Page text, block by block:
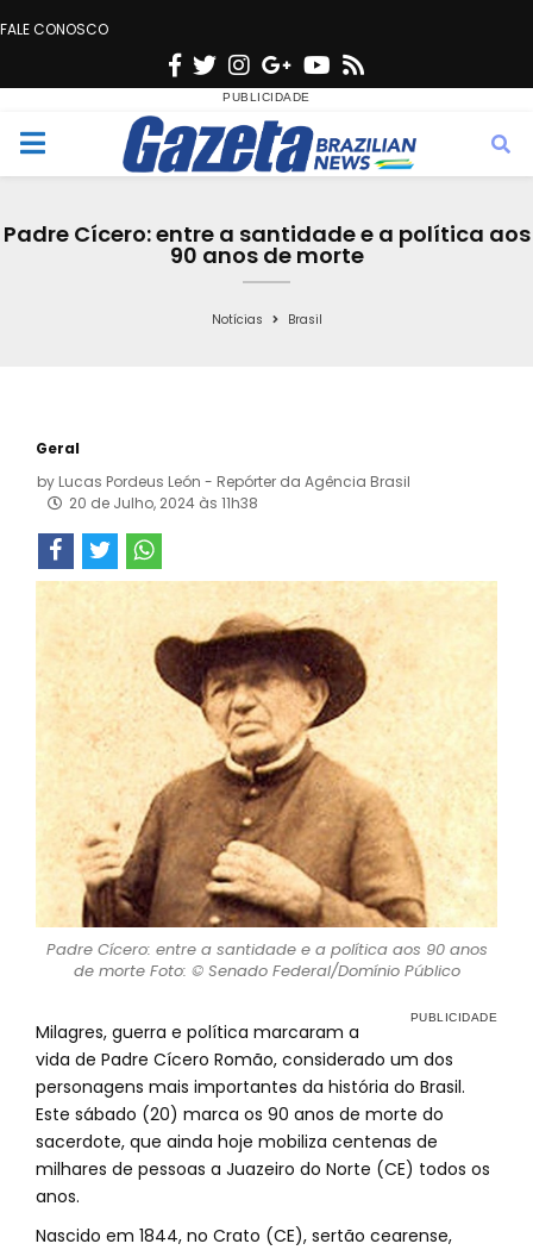
FALE CONOSCO
F
c
e
o
T
w
i
t
e
n
s
t
g
r
a
G
o
o
g
e
Y
u
t
b
s
M
Padre Cícero: entre a santidade e a política aos
90 anos de morte
Notícias Brasil
Geral
by Lucas Pordeus León - Repórter da Agência Brasil
20 de Julho, 2024 às 11h38
Padre Cícero: entre a santidade e a política aos 90 anos
de morte Foto: © Senado Federal/Domínio Público
Milagres, guerra e política marcaram a
vida de Padre Cícero Romão, considerado um dos
personagens mais importantes da história do Brasil.
Este sábado (20) marca os 90 anos de morte do
sacerdote, que ainda hoje mobiliza centenas de
milhares de pessoas a Juazeiro do Norte (CE) todos os
anos.
Nascido em 1844, no Crato (CE), sertão cearense,